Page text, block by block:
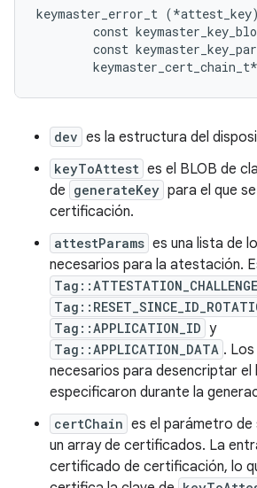
keymaster_error_t
const
const
dev es la estructura del
keyToAttest es el BLOB de
de generateKey para el que
certificación.
attestParams es una lista de
necesarios para la atestación.
Tag::ATTESTATION_CHALLENGE
Tag::APPLICATION_ID y
Tag::APPLICATION_DATA .
necesarios para desencriptar el
especificaron durante la
certChain es el parámetro de
un array de certificados. La
certificado de certificación, lo